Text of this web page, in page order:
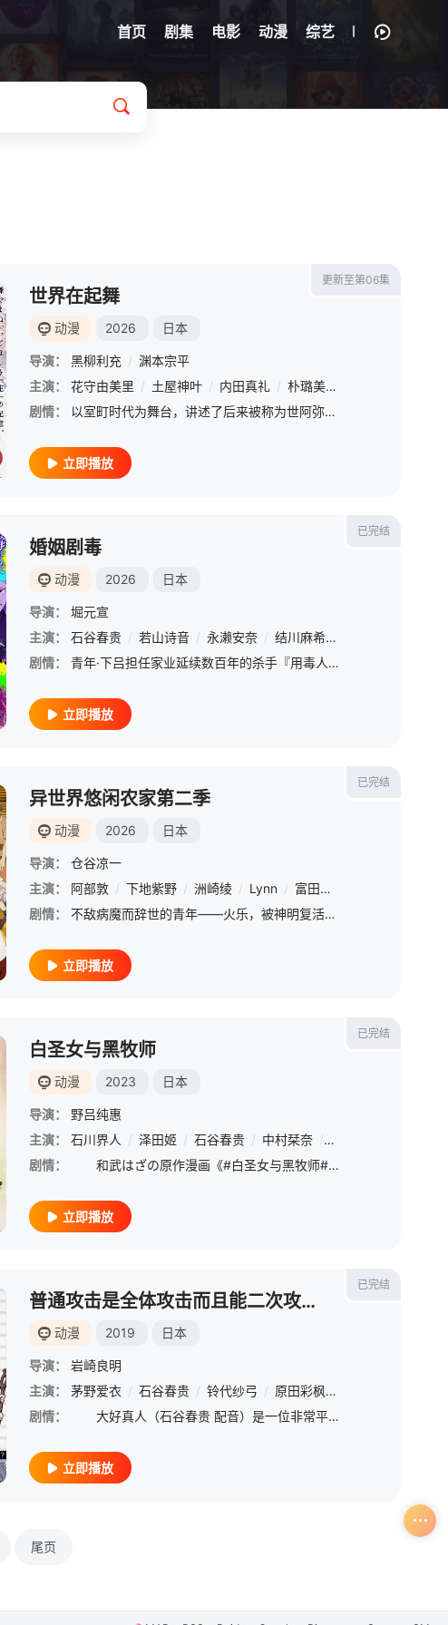
首页 剧集 电影 动漫 综艺
川井田夏海 / 松冈美里 / 石谷春贵 / 榎木淳弥 / 神尾晋一郎
更新至第06集
世界在起舞
动漫 2026 日本
导演： 黑柳利充 / 渊本宗平
主演：
花守由美里 / 土屋神叶 / 内田真礼 / 朴璐美 /
剧情：
以室町时代为舞台，讲述了后来被称为世阿弥的美少年“鬼夜叉”的故事。在一切以技艺为重的父亲观阿弥身边长大，鬼夜叉始终无法理解人类为何会享受艺术与表演。某一天，他在村子边缘的一户民宅中，看见一名唱歌跳舞的
立即播放
已完结
婚姻剧毒
动漫 2026 日本
导演：
堀元宣
主演：
石谷春贵 / 若山诗音 / 永濑安奈 / 结川麻希 /
剧情：
青年·下吕担任家业延续数百年的杀手『用毒人』。 &amp;nbsp; &amp;nbsp; &amp;nbsp; &amp;nbsp; &amp;nbsp; &amp;nbsp; &amp;nbsp; &amp;nbsp; &amp;nbsp; &amp;nbsp; &amp;nbsp;
立即播放
已完结
异世界悠闲农家第二季
动漫 2026 日本
导演：
仓谷凉一
主演：
阿部敦 / 下地紫野 / 洲崎绫 / Lynn / 富田美忧
剧情：
不敌病魔而辞世的青年——火乐，被神明复活并变年轻后转移到异世界，期待展开享受悠闲农业的第二人生！ &amp;nbsp; &amp;nbsp; &amp;nbsp; &amp;nbsp; &amp;nbsp; &amp;nbsp; &amp;nbsp; &amp;n
立即播放
/ 田丸笃志 / 驹田航 / 冈本信彦 / 古田一纪 / 二叶要
已完结
白圣女与黑牧师
动漫 2023 日本
导演：
野吕纯惠
主演：
石川界人 / 泽田姬 / 石谷春贵 / 中村栞奈 / 户松遥
剧情：
和武はざの原作漫画《#白圣女与黑牧师#》TV动画化决定！动画由#动画工房#负责制作！
立即播放
/ 中田让治 / 东山奈央 / 菲鲁兹·蓝 / 玄田哲章
已完结
普通攻击是全体攻击而且能二次攻击的妈妈你喜欢吗？
动漫 2019 日本
导演：
岩崎良明
主演：
茅野爱衣 / 石谷春贵 / 铃代纱弓 / 原田彩枫 /
剧情：
大好真人（石谷春贵 配音）是一位非常平凡的男子高中生，和大部分的同龄男生一样，真人对游戏和那些勇者斗恶龙的古老传说有着很大的兴趣。唯一令真人感到困扰的是，他拥有一位对他过度保护和过度关心的母亲真真
立即播放
尾页